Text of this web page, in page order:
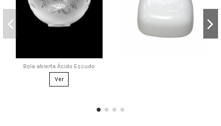
Bola abierta Ácido Escudo
Ver